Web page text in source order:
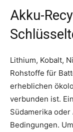
Akku-
Lithium, Kobalt,
Rohstoffe für
erheblichen
verbunden ist.
Südamerika
Bedingungen.